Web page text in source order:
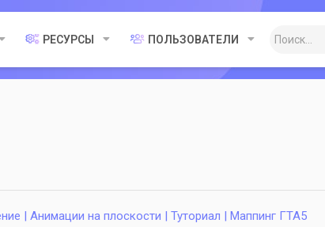
РЕСУРСЫ ПОЛЬЗОВАТЕЛИ
| Анимации на плоскости | Туториал | Маппинг ГТА5